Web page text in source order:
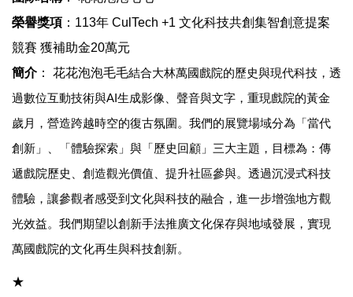
榮譽獎項 ：113年 CulTech +1 文化科技共創集智創意提案
競賽 獲補助金20萬元
簡介 ： 花花泡泡毛毛結合大林萬國戲院的歷史與現代科技，透
過數位互動技術與AI生成影像、聲音與文字，重現戲院的黃金
歲月，營造跨越時空的復古氛圍。我們的展覽場域分為「當代
創新」、「體驗探索」與「歷史回顧」三大主題，目標為：傳
遞戲院歷史、創造觀光價值、提升社區參與。透過沉浸式科技
體驗，讓參觀者感受到文化與科技的融合，進一步增強地方觀
光效益。我們期望以創新手法推廣文化保存與地域發展，實現
萬國戲院的文化再生與科技創新。
★